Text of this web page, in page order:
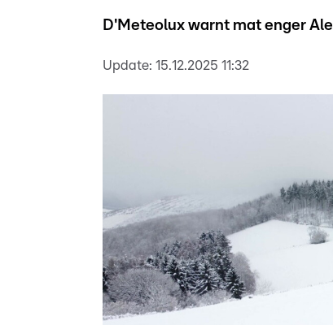
D'Meteolux warnt mat enger
Update: 15.12.2025 11:32